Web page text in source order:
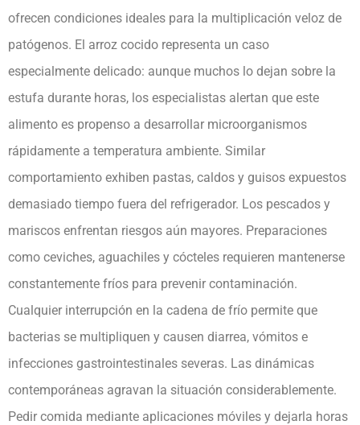
ofrecen condiciones ideales para la multiplicación veloz de
patógenos. El arroz cocido representa un caso
especialmente delicado: aunque muchos lo dejan sobre la
estufa durante horas, los especialistas alertan que este
alimento es propenso a desarrollar microorganismos
rápidamente a temperatura ambiente. Similar
comportamiento exhiben pastas, caldos y guisos expuestos
demasiado tiempo fuera del refrigerador. Los pescados y
mariscos enfrentan riesgos aún mayores. Preparaciones
como ceviches, aguachiles y cócteles requieren mantenerse
constantemente fríos para prevenir contaminación.
Cualquier interrupción en la cadena de frío permite que
bacterias se multipliquen y causen diarrea, vómitos e
infecciones gastrointestinales severas. Las dinámicas
contemporáneas agravan la situación considerablemente.
Pedir comida mediante aplicaciones móviles y dejarla horas